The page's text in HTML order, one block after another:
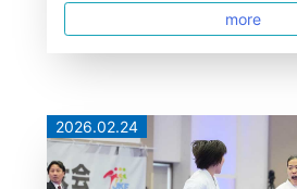
more
2026.02.24